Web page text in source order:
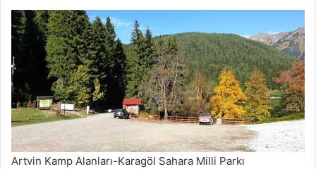
Artvin Kamp Alanları-Karagöl Sahara Milli Parkı